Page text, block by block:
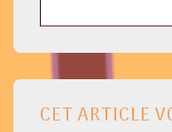
CET ARTICLE